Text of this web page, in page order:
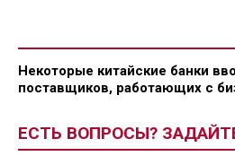
Некоторые китайские банки
поставщиков, работающих с
ЕСТЬ ВОПРОСЫ?